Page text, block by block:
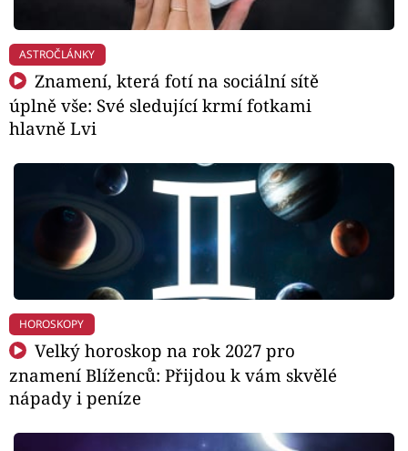
ASTROČLÁNKY
Znamení, která fotí na sociální sítě
úplně vše: Své sledující krmí fotkami
hlavně Lvi
HOROSKOPY
Velký horoskop na rok 2027 pro
znamení Blíženců: Přijdou k vám skvělé
nápady i peníze